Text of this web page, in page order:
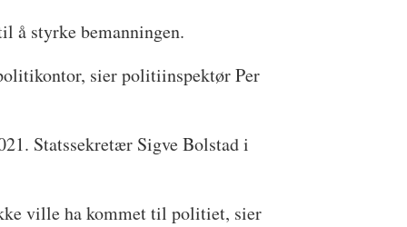
å styrke bemanningen.
sier politiinspektør Per
Statssekretær Sigve Bolstad i
ville ha kommet til politiet, sier